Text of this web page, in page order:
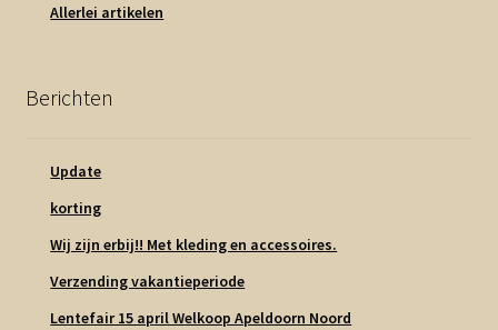
Allerlei artikelen
Berichten
Update
korting
Wij zijn erbij!! Met kleding en accessoires.
Verzending vakantieperiode
Lentefair 15 april Welkoop Apeldoorn Noord